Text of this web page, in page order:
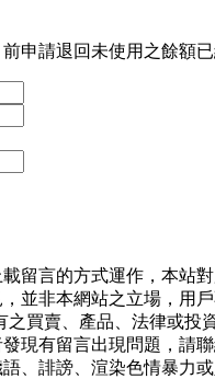
申請退回未使用之餘額
留言的方式運作，本站
並非本網站之立場，用
之買賣、產品、法律或
現有留言出現問題，請
、誹謗、渲染色情暴力